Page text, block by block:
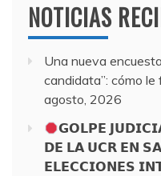
NOTICIAS
Una nueva
candidata”: cómo
agosto, 2026
𝗚𝗢𝗟𝗣𝗘
𝗗𝗘 𝗟𝗔 𝗨𝗖𝗥 𝗘𝗡
𝗘𝗟𝗘𝗖𝗖𝗜𝗢𝗡𝗘𝗦